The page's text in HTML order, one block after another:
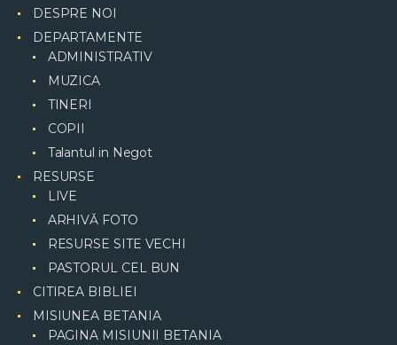
DESPRE NOI
DEPARTAMENTE
ADMINISTRATIV
MUZICA
TINERI
COPII
Talantul in Negot
RESURSE
LIVE
ARHIVǍ FOTO
RESURSE SITE VECHI
PASTORUL CEL BUN
CITIREA BIBLIEI
MISIUNEA BETANIA
PAGINA MISIUNII BETANIA